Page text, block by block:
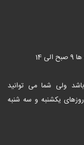
ولی شما می توانید
یکشنبه و سه شنبه